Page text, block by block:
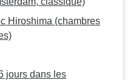
Hiroshima (chambres
jours dans les